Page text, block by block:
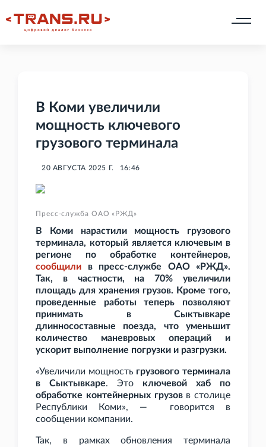
В Коми увеличили
мощность ключевого
грузового терминала
20 АВГУСТА 2025 Г. 16:46
Пресс-служба ОАО «РЖД»
В Коми нарастили мощность грузового
терминала, который является ключевым в
регионе по обработке контейнеров,
сообщили в пресс-службе ОАО
«РЖД».
Так, в частности, на 70% увеличили
площадь для хранения грузов. Кроме того,
проведенные работы теперь позволяют
принимать в Сыктывкаре
длинносоставные поезда, что уменьшит
количество маневровых операций и
ускорит выполнение погрузки и разгрузки.
«Увеличили мощность грузового терминала
в Сыктывкаре. Это ключевой хаб по
обработке контейнерных грузовв столице
Республики Коми», — говорится в
сообщении компании.
Так, в рамках обновления терминала